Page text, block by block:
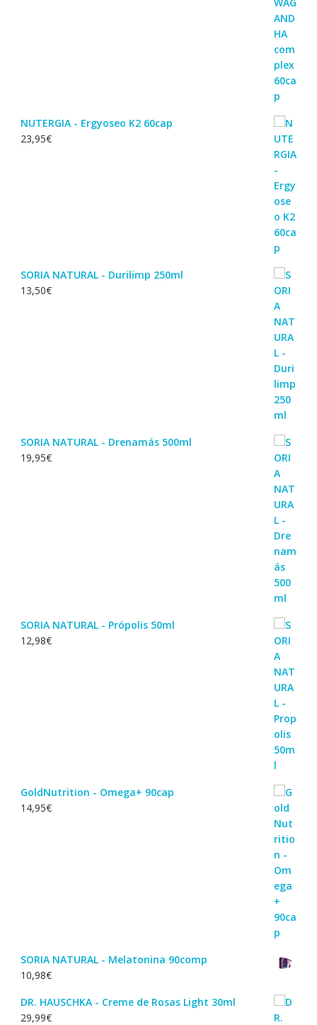
NUTERGIA - Ergyoseo K2 60cap
23,95€
SORIA NATURAL - Durilimp 250ml
13,50€
SORIA NATURAL - Drenamás 500ml
19,95€
SORIA NATURAL - Própolis 50ml
12,98€
GoldNutrition - Omega+ 90cap
14,95€
SORIA NATURAL - Melatonina 90comp
10,98€
DR. HAUSCHKA - Creme de Rosas Light 30ml
29,99€